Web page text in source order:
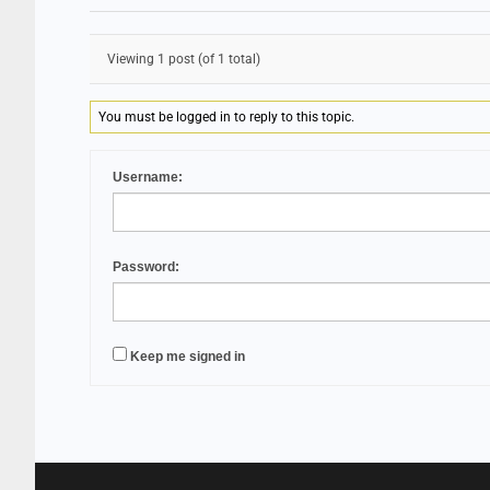
Viewing 1 post (of 1 total)
You must be logged in to reply to this topic.
Username:
Password:
Keep me signed in